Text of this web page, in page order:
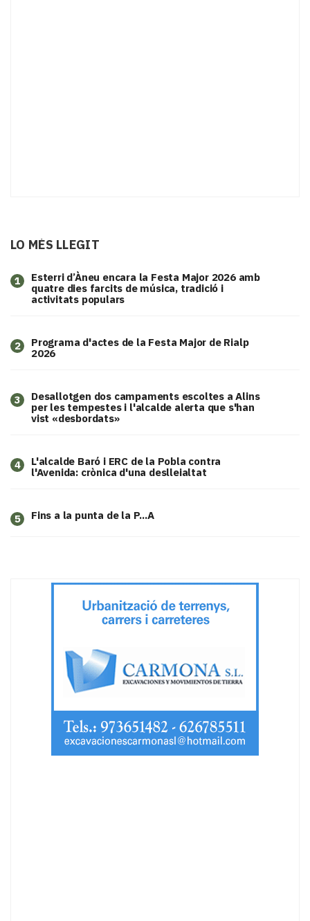
LO MÉS LLEGIT
1
Esterri d’Àneu encara la Festa Major 2026 amb
quatre dies farcits de música, tradició i
activitats populars
2
Programa d'actes de la Festa Major de Rialp
2026
3
​Desallotgen dos campaments escoltes a Alins
per les tempestes i l'alcalde alerta que s'han
vist «desbordats»
4
L'alcalde Baró i ERC de la Pobla contra
l'Avenida: crònica d'una deslleialtat
5 Fins a la punta de la P...A